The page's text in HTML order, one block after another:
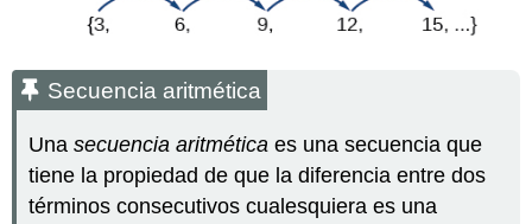
Secuencia aritmética
Unasecuencia aritmética es una secuencia que
tiene la propiedad de que la diferencia entre dos
términos consecutivos cualesquiera es una